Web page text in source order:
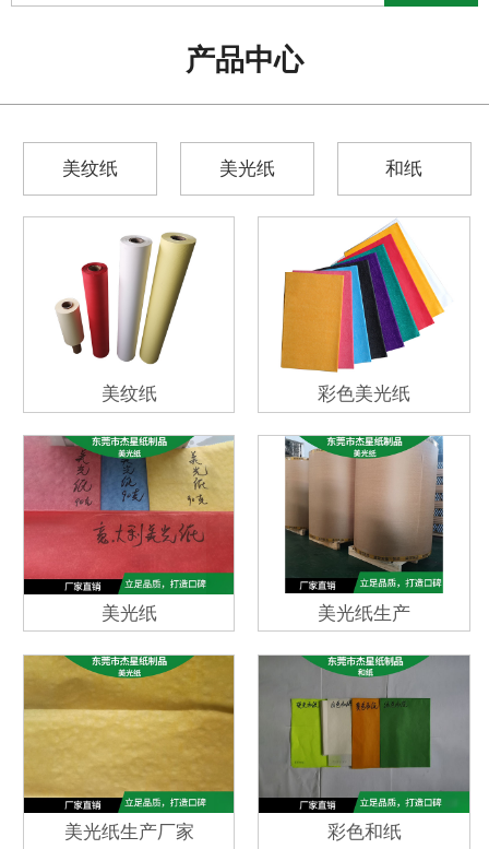
产品中心
美纹纸 美光纸 和纸
美纹纸 彩色美光纸
美光纸 美光纸生产
美光纸生产厂家 彩色和纸